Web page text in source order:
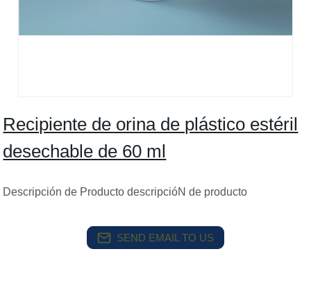
Recipiente de orina de plástico estéril
desechable de 60 ml
Descripción de Producto descripcióN de producto
SEND EMAIL TO US